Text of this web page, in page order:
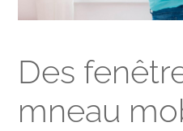
Des
mneau